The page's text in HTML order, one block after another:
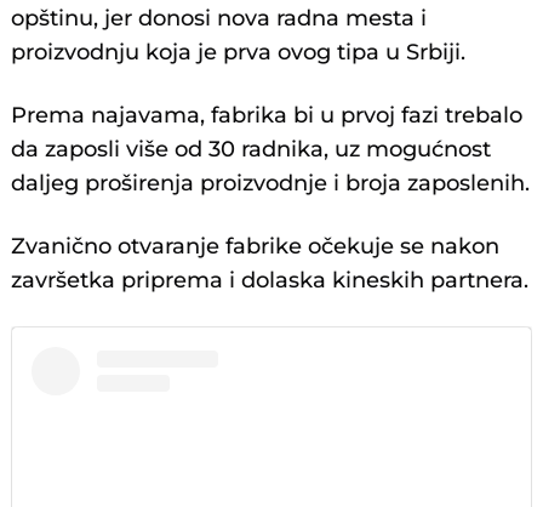
opštinu, jer donosi nova radna mesta i
proizvodnju koja je prva ovog tipa u Srbiji.
Prema najavama, fabrika bi u prvoj fazi trebalo
da zaposli više od 30 radnika, uz mogućnost
daljeg proširenja proizvodnje i broja zaposlenih.
Zvanično otvaranje fabrike očekuje se nakon
završetka priprema i dolaska kineskih partnera.